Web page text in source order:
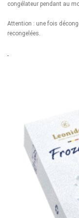
congélateur pendant au
Attention : une fois
recongelées.